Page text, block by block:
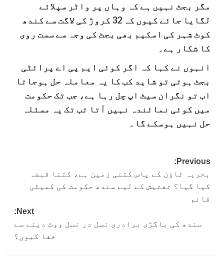
مگر بجٹ نہیں ہے کہ وہاں پر واٹر سپلائے
لگایا جائے کیوں کہ 32 کروڑ کی لاگت سے کندھ
کوٹ شہر کی اسکیم بھی بجٹ کی وجہ سے سست روی
کا شکار ہے۔
انہوں نے کہا کہ اگر کوئی ایم پی اے پرائٹی
بجٹ ہوتی تو شاید کب کا یہ معاملہ حل ہوجاتا
اب تو نگران سیٹ اپ چل رہا ہے، جب تک حکومت
میں کوئی نمائندہ نہیں آتا تب تک یہ مسئلہ
حل نہیں ہوسکے گا۔
Post
navigation
Previous:
بحریہ ٹاؤن کے پاس کتنی زمین ہے، کتنا قبضہ
کیا گیا؟ تفتیش کے لیے سندھ حکومت کی کمیٹی
قائم
Next:
سندھ کی باگڑی برادری نسل در نسل ووٹ دینے سے
خفا کیوں؟